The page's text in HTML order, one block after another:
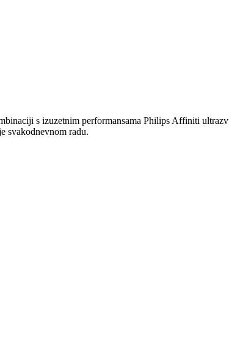
s izuzetnim performansama Philips Affiniti
svakodnevnom radu.